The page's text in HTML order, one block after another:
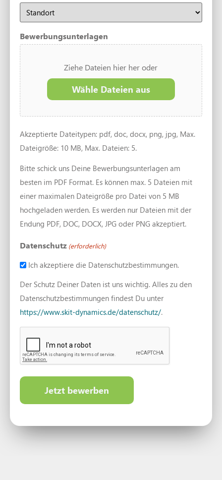
Bewerbung
für
den
Bewerbungsunterlagen
Ziehe Dateien hier her oder
Wähle Dateien aus
Akzeptierte Dateitypen: pdf, doc, docx, png, jpg, Max.
Dateigröße: 10 MB, Max. Dateien: 5.
Bitte schick uns Deine Bewerbungsunterlagen am
besten im PDF Format. Es können max. 5 Dateien mit
einer maximalen Dateigröße pro Datei von 5 MB
hochgeladen werden. Es werden nur Dateien mit der
Endung PDF, DOC, DOCX, JPG oder PNG akzeptiert.
Datenschutz (erforderlich)
Ich akzeptiere die Datenschutzbestimmungen.
Der Schutz Deiner Daten ist uns wichtig. Alles zu den
Datenschutzbestimmungen findest Du unter
https://www.skit-dynamics.de/datenschutz/.
CAPTCHA